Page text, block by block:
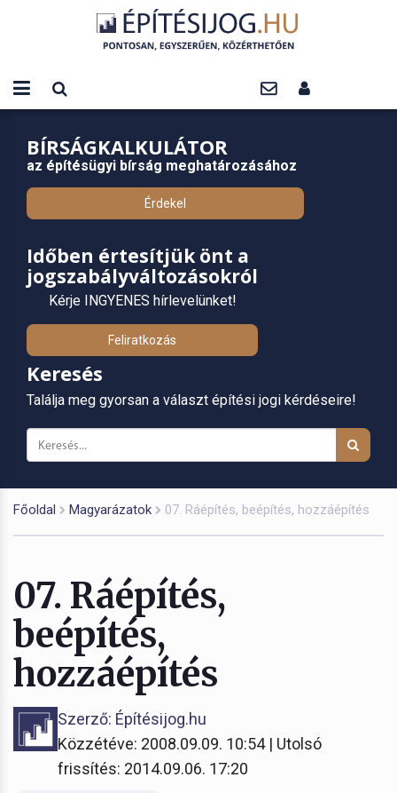
BÍRSÁGKALKULÁTOR
az építésügyi bírság meghatározásához
Érdekel
Időben értesítjük önt a
jogszabályváltozásokról
Kérje INGYENES hírlevelünket!
Feliratkozás
Keresés
Találja meg gyorsan a választ építési jogi kérdéseire!
Főoldal Magyarázatok 07. Ráépítés, beépítés, hozzáépítés
07. Ráépítés,
beépítés,
hozzáépítés
Szerző: Építésijog.hu
Közzétéve: 2008.09.09. 10:54 | Utolsó
frissítés: 2014.09.06. 17:20